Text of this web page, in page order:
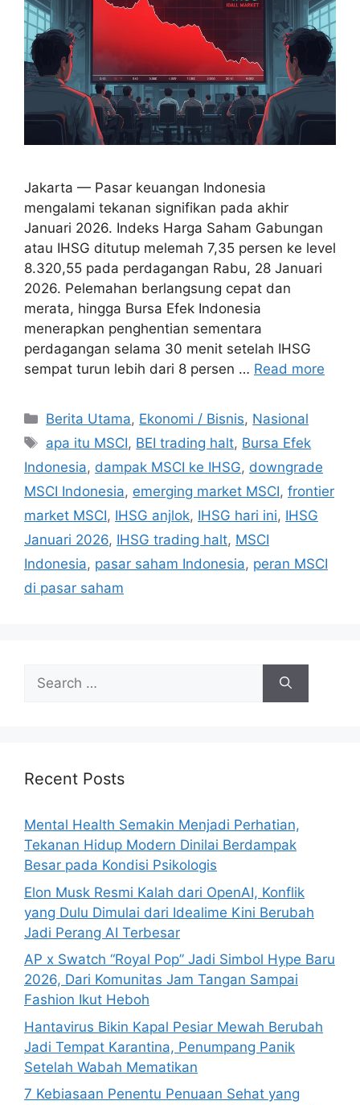
Jakarta — Pasar keuangan Indonesia
mengalami tekanan signifikan pada akhir
Januari 2026. Indeks Harga Saham Gabungan
atau IHSG ditutup melemah 7,35 persen ke level
8.320,55 pada perdagangan Rabu, 28 Januari
2026. Pelemahan berlangsung cepat dan
merata, hingga Bursa Efek Indonesia
menerapkan penghentian sementara
perdagangan selama 30 menit setelah IHSG
sempat turun lebih dari 8 persen … Read more
C
a
e
g
o
r
i
s
Berita Utama, Ekonomi / Bisnis, Nasional
T
a
s
apa itu MSCI, BEI trading halt, Bursa Efek
Indonesia, dampak MSCI ke IHSG, downgrade
MSCI Indonesia, emerging market MSCI, frontier
market MSCI, IHSG anjlok, IHSG hari ini, IHSG
Januari 2026, IHSG trading halt, MSCI
Indonesia, pasar saham Indonesia, peran MSCI
di pasar saham
h
r
:
Recent Posts
Mental Health Semakin Menjadi Perhatian,
Tekanan Hidup Modern Dinilai Berdampak
Besar pada Kondisi Psikologis
Elon Musk Resmi Kalah dari OpenAI, Konflik
yang Dulu Dimulai dari Idealime Kini Berubah
Jadi Perang AI Terbesar
AP x Swatch “Royal Pop” Jadi Simbol Hype Baru
2026, Dari Komunitas Jam Tangan Sampai
Fashion Ikut Heboh
Hantavirus Bikin Kapal Pesiar Mewah Berubah
Jadi Tempat Karantina, Penumpang Panik
Setelah Wabah Mematikan
7 Kebiasaan Penentu Penuaan Sehat yang